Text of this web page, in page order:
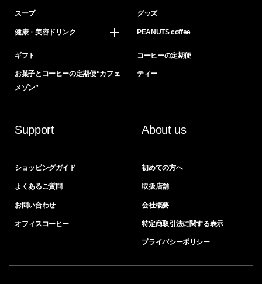
スープ グッズ
健康・美容ドリンク PEANUTS coffee
ギフト コーヒーの定期便
お菓子とコーヒーの定期便“カフェ
メゾン”
ティー
Support
ショッピングガイド
よくあるご質問
お問い合わせ
オフィスコーヒー
About us
初めての方へ
取扱店舗
会社概要
特定商取引法に関する表示
プライバシーポリシー